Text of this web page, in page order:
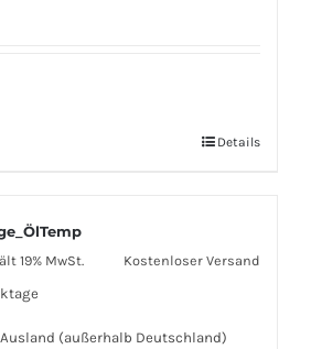
Details
19% MwSt.
Kostenloser Versand
(außerhalb Deutschland)